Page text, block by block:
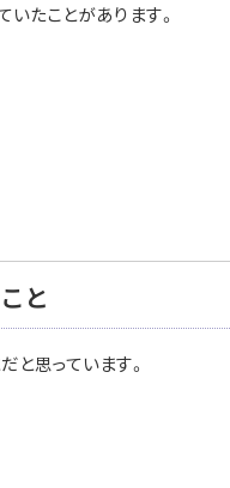
たことがあります。
と
と思っています。